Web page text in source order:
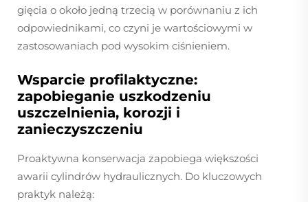
gięcia o około jedną trzecią w porównaniu z ich
odpowiednikami, co czyni je wartościowymi w
zastosowaniach pod wysokim ciśnieniem.
Wsparcie profilaktyczne:
zapobieganie uszkodzeniu
uszczelnienia, korozji i
zanieczyszczeniu
Proaktywna konserwacja zapobiega większości
awarii cylindrów hydraulicznych. Do kluczowych
praktyk należą: